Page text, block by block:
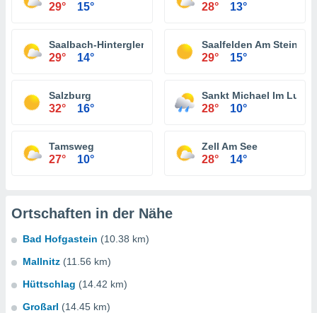
29° 15° 28° 13°
Saalbach-Hinterglemm
29° 14°
Saalfelden Am
29° 15°
Salzburg
32° 16°
Sankt Michael Im
28° 10°
Tamsweg
27° 10°
Zell Am See
28° 14°
Ortschaften in der Nähe
Bad Hofgastein (10.38 km)
Mallnitz (11.56 km)
Hüttschlag (14.42 km)
Großarl (14.45 km)